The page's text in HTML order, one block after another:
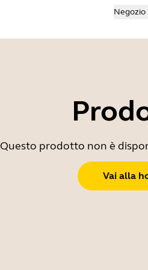
Negozio
Questo prodotto non è
Vai alla